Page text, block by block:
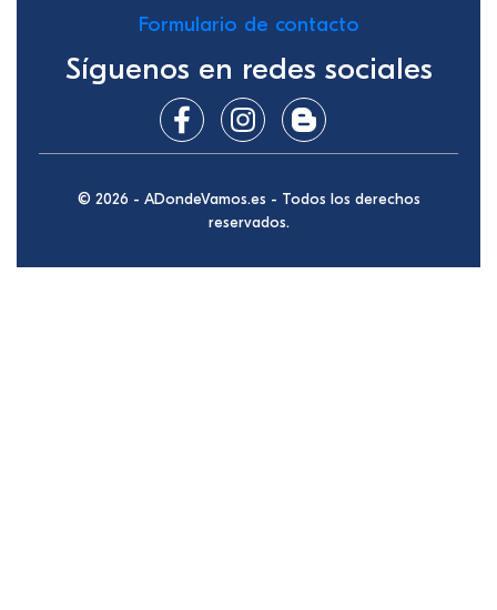
Formulario de contacto
Síguenos en redes sociales
© 2026 - ADondeVamos.es - Todos los derechos
reservados.